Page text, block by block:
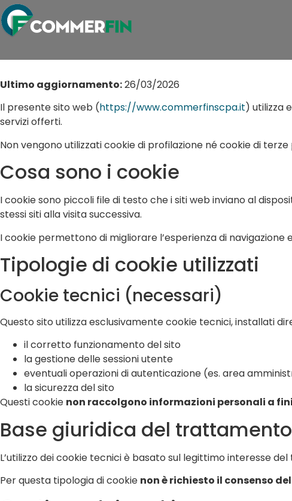
Ultimo aggiornamento:26/03/2026
Il presente sito web (https://www.commerfinscpa.it) utilizza
servizi offerti.
Non vengono utilizzati cookie di profilazione né cookie di terze
Cosa sono i cookie
I cookie sono piccoli file di testo che i siti web inviano al
stessi siti alla visita successiva.
I cookie permettono di migliorare l’esperienza di
Tipologie di cookie utilizzati
Cookie tecnici (necessari)
Questo sito utilizza esclusivamente cookie tecnici, installati
il corretto funzionamento del sito
la gestione delle sessioni utente
eventuali operazioni di autenticazione (es. area
la sicurezza del sito
Questi cookie non raccolgono informazioni personali a
Base giuridica del trattamento
L’utilizzo dei cookie tecnici è basato sul legittimo interesse
Per questa tipologia di cookie non è richiesto il consenso